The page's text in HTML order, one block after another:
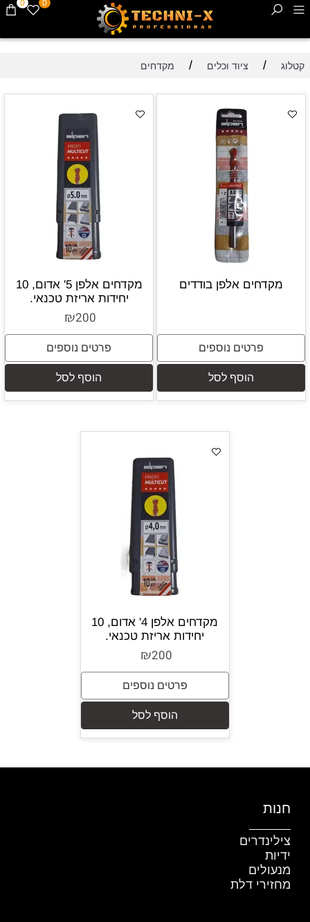
0 0
קטלוג / ציוד וכלים / מקדחים
מקדחים אלפן בודדים
פרטים נוספים
הוסף לסל
מקדחים אלפן 5' אדום, 10
יחידות אריזת טכנאי.
₪200
פרטים נוספים
הוסף לסל
מקדחים אלפן 4' אדום, 10
יחידות אריזת טכנאי.
₪200
פרטים נוספים
הוסף לסל
חנות
צילינדרים
ידיות
מנעולים
מחזירי דלת